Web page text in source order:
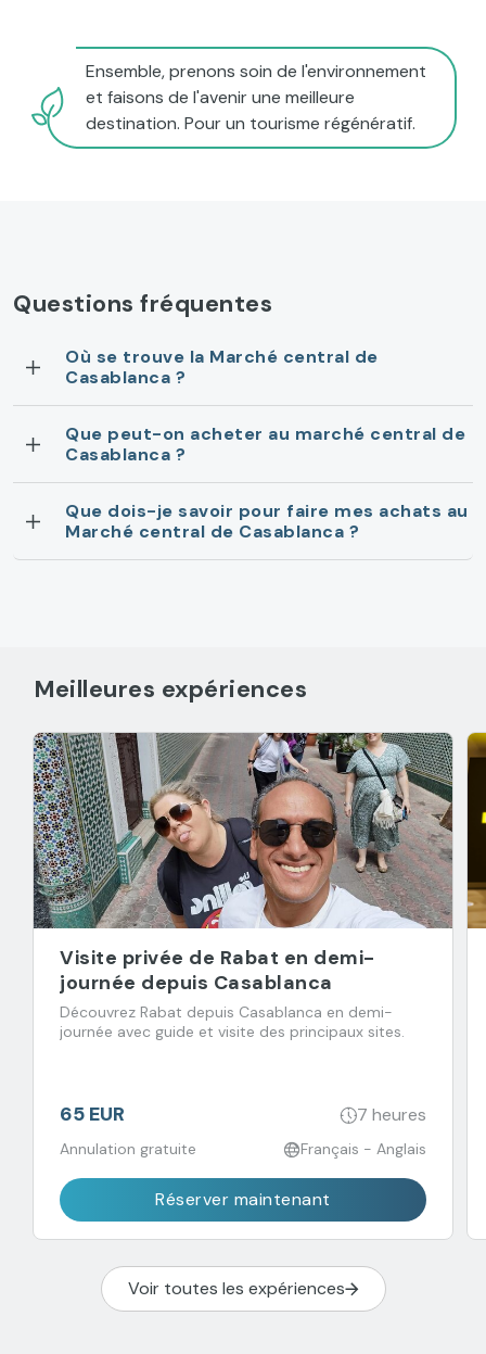
Ensemble, prenons soin de l'environnement
et faisons de l'avenir une meilleure
destination. Pour un tourisme régénératif.
Questions fréquentes
Où se trouve la Marché central de
Casablanca ?
Que peut-on acheter au marché central de
Casablanca ?
Que dois-je savoir pour faire mes achats au
Marché central de Casablanca ?
Meilleures expériences
Visite privée de Rabat en demi-
journée depuis Casablanca
Découvrez Rabat depuis Casablanca en demi-
journée avec guide et visite des principaux sites.
65 EUR 7 heures
Annulation gratuite Français - Anglais
Réserver maintenant
Voir toutes les expériences